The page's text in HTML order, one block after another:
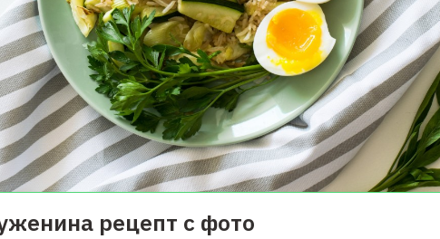
рецепт с фото